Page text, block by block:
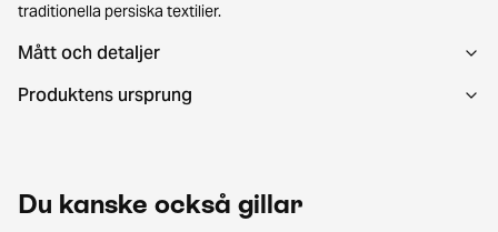
traditionella persiska textilier.
Mått och detaljer
Produktens ursprung
Du kanske också gillar